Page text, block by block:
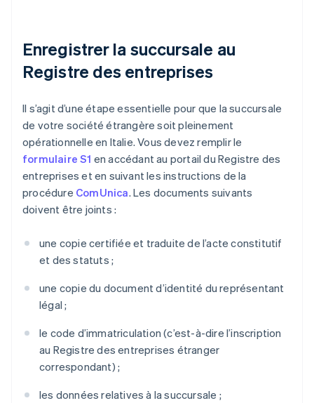
Enregistrer la succursale au
Registre des entreprises
Il s’agit d’une étape essentielle pour que la succursale
de votre société étrangère soit pleinement
opérationnelle en Italie. Vous devez remplir le
formulaire S1 en accédant au portail du Registre des
entreprises et en suivant les instructions de la
procédure ComUnica. Les documents suivants
doivent être joints :
une copie certifiée et traduite de l’acte constitutif
et des statuts ;
une copie du document d’identité du représentant
légal ;
le code d’immatriculation (c’est-à-dire l’inscription
au Registre des entreprises étranger
correspondant) ;
les données relatives à la succursale ;